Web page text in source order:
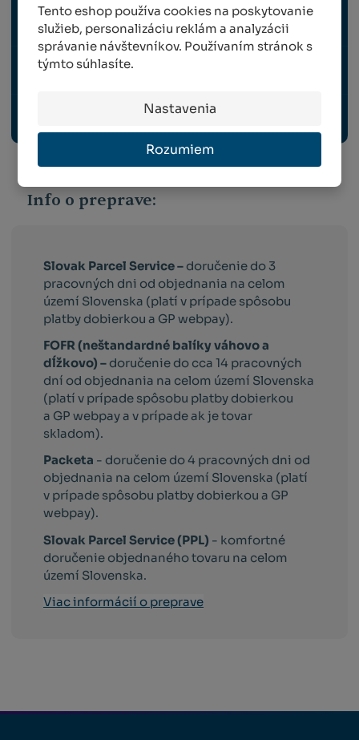
Tento eshop používa cookies na poskytovanie
služieb, personalizáciu reklám a analyzácii
správanie návštevníkov. Používaním stránok s
týmto súhlasíte.
Nastavenia
Rozumiem
ZBER A VRÚBĽOVANIE
VYBAVENIE ZÁHRADY, VONKAJŠIE ELEKTRO
Info o preprave:
Slovak Parcel Service – doručenie do 3
pracovných dni od objednania na celom
území Slovenska (platí v prípade spôsobu
platby dobierkou a GP webpay).
FOFR (neštandardné balíky váhovo a
dĺžkovo) – doručenie do cca 14 pracovných
dní od objednania na celom území Slovenska
(platí v prípade spôsobu platby dobierkou
a GP webpay a v prípade ak je tovar
skladom).
Packeta - doručenie do 4 pracovných dni od
objednania na celom území Slovenska (platí
v prípade spôsobu platby dobierkou a GP
webpay).
Slovak Parcel Service (PPL) - komfortné
doručenie objednaného tovaru na celom
území Slovenska.
Viac informácií o preprave